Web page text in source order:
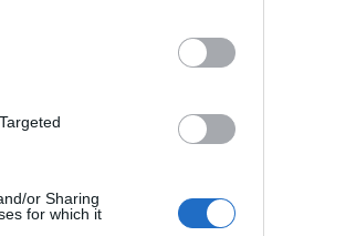
or Sharing
for which it